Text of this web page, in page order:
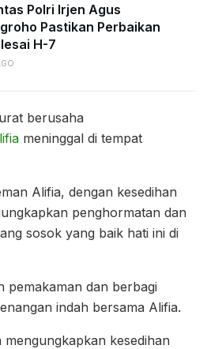
Polri Irjen Agus
Pastikan Perbaikan
H-7
berusaha
meninggal di tempat
Alifia, dengan kesedihan
penghormatan dan
sosok yang baik hati ini di
pemakaman dan berbagi
indah bersama Alifia.
kesedihan